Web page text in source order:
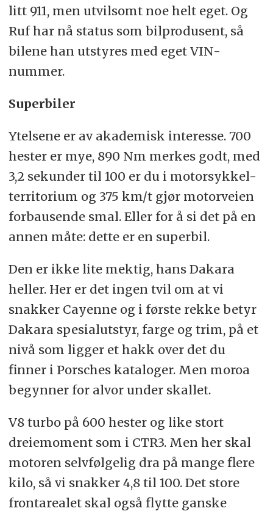
litt 911, men utvilsomt noe helt eget. Og
Ruf har nå status som bilprodusent, så
bilene han utstyres med eget VIN-
nummer.
Superbiler
Ytelsene er av akademisk interesse. 700
hester er mye, 890 Nm merkes godt, med
3,2 sekunder til 100 er du i motorsykkel-
territorium og 375 km/t gjør motorveien
forbausende smal. Eller for å si det på en
annen måte: dette er en superbil.
Den er ikke lite mektig, hans Dakara
heller. Her er det ingen tvil om at vi
snakker Cayenne og i første rekke betyr
Dakara spesialutstyr, farge og trim, på et
nivå som ligger et hakk over det du
finner i Porsches kataloger. Men moroa
begynner for alvor under skallet.
V8 turbo på 600 hester og like stort
dreiemoment som i CTR3. Men her skal
motoren selvfølgelig dra på mange flere
kilo, så vi snakker 4,8 til 100. Det store
frontarealet skal også flytte ganske